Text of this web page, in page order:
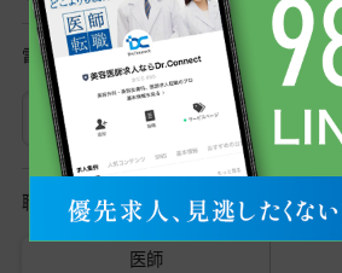
電話番号
職種
医師